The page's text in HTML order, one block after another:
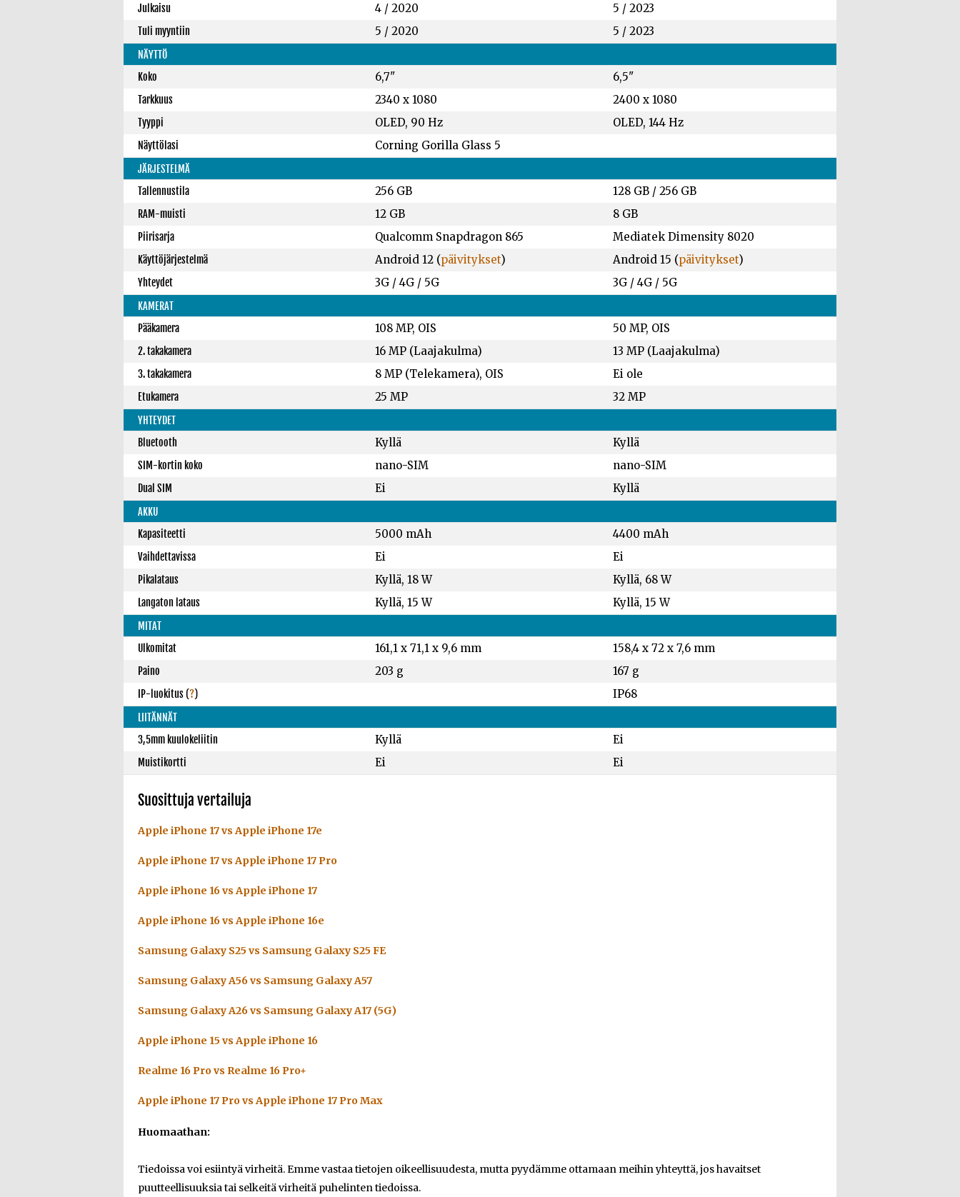
Julkaisu 4 / 2020 5 / 2023
Tuli myyntiin 5 / 2020 5 / 2023
NÄYTTÖ
Koko
6,7" 6,5"
Tarkkuus 2340 x 1080 2400 x 1080
Tyyppi OLED, 90 Hz OLED, 144 Hz
Näyttölasi Corning Gorilla Glass 5
JÄRJESTELMÄ
Tallennustila
256 GB 128 GB/ 256 GB
RAM-muisti 12 GB 8 GB
Piirisarja Qualcomm Snapdragon 865 Mediatek Dimensity 8020
Käyttöjärjestelmä Android 12 (päivitykset) Android 15 (päivitykset)
Yhteydet 3G / 4G / 5G 3G / 4G / 5G
KAMERAT
Pääkamera
108 MP, OIS 50 MP, OIS
2. takakamera 16 MP (Laajakulma) 13 MP (Laajakulma)
3. takakamera 8 MP (Telekamera), OIS Ei ole
Etukamera 25 MP 32 MP
YHTEYDET
Bluetooth
Kyllä Kyllä
SIM-kortin koko nano-SIM nano-SIM
Dual SIM Ei Kyllä
AKKU
Kapasiteetti
5000 mAh 4400 mAh
Vaihdettavissa Ei Ei
Pikalataus Kyllä, 18 W Kyllä, 68 W
Langaton lataus Kyllä, 15 W Kyllä, 15 W
MITAT
Ulkomitat
161,1 x 71,1 x 9,6 mm 158,4 x 72 x 7,6 mm
Paino 203 g 167 g
IP-luokitus(?) IP68
LIITÄNNÄT
3,5mm kuulokeliitin
Kyllä Ei
Muistikortti Ei Ei
Suosittuja vertailuja
Apple iPhone 17 vs Apple iPhone 17e
Apple iPhone 17 vs Apple iPhone 17 Pro
Apple iPhone 16 vs Apple iPhone 17
Apple iPhone 16 vs Apple iPhone 16e
Samsung Galaxy S25 vs Samsung Galaxy S25 FE
Samsung Galaxy A56 vs Samsung Galaxy A57
Samsung Galaxy A26 vs Samsung Galaxy A17 (5G)
Apple iPhone 15 vs Apple iPhone 16
Realme 16 Pro vs Realme 16 Pro+
Apple iPhone 17 Pro vs Apple iPhone 17 Pro Max
Huomaathan:
Tiedoissa voi esiintyä virheitä. Emme vastaa tietojen oikeellisuudesta, mutta pyydämme ottamaan meihin yhteyttä, jos havaitset
puutteellisuuksia tai selkeitä virheitä puhelinten tiedoissa.